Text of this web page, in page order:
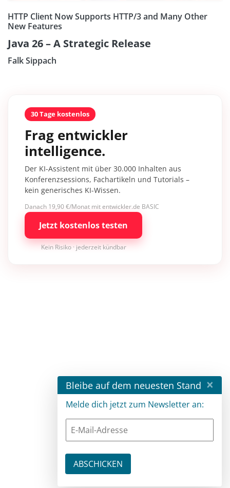
HTTP Client Now Supports HTTP/3 and Many Other
New Features
Java 26 – A Strategic Release
Falk Sippach
30 Tage kostenlos
Frag entwickler
intelligence.
Der KI-Assistent mit über 30.000 Inhalten aus
Konferenzsessions, Fachartikeln und Tutorials –
kein generisches KI-Wissen.
Danach 19,90 €/Monat mit entwickler.de BASIC
Jetzt kostenlos testen
Kein Risiko · jederzeit kündbar
Bleibe auf dem neuesten Stand ×
Melde dich jetzt zum Newsletter an: